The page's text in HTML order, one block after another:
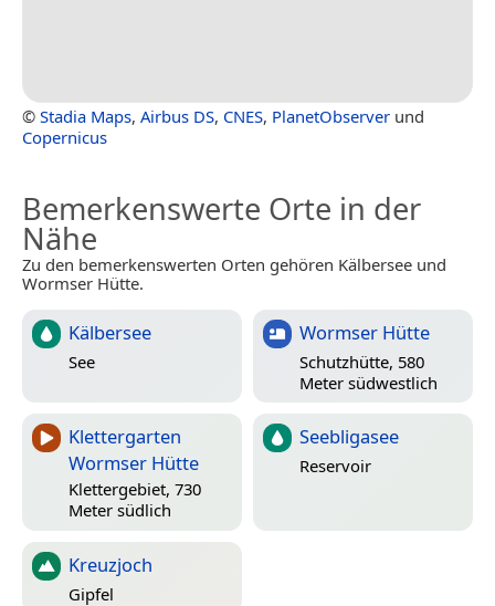
© Stadia Maps, Airbus DS, CNES, PlanetObserver und
Copernicus
Bemerkenswerte Orte in der
Nähe
Zu den bemerkenswerten Orten gehören Kälbersee und
Wormser Hütte.
Kälbersee
See
Wormser Hütte
Schutzhütte, 580
Meter südwestlich
Klettergarten
Wormser Hütte
Klettergebiet, 730
Meter südlich
Seebligasee
Reservoir
Kreuzjoch
Gipfel